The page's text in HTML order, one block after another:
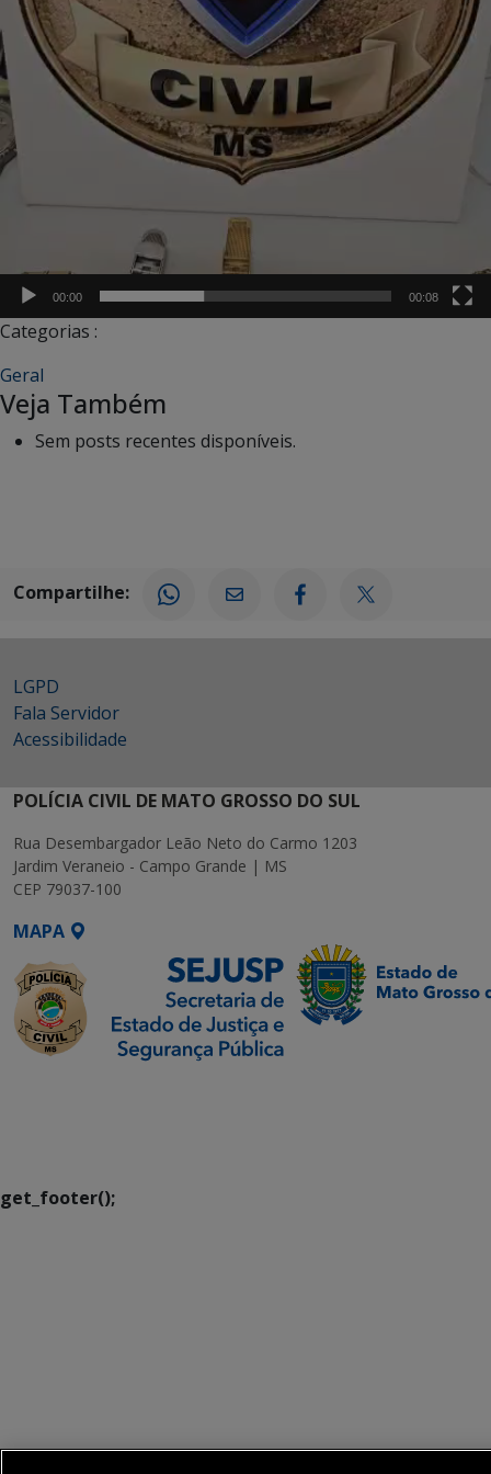
00:00 00:08
Categorias :
Geral
Veja Também
Sem posts recentes disponíveis.
Compartilhe:
LGPD
Fala Servidor
Acessibilidade
POLÍCIA CIVIL DE MATO GROSSO DO SUL
Rua Desembargador Leão Neto do Carmo 1203
Jardim Veraneio - Campo Grande | MS
CEP 79037-100
MAPA
get_footer();